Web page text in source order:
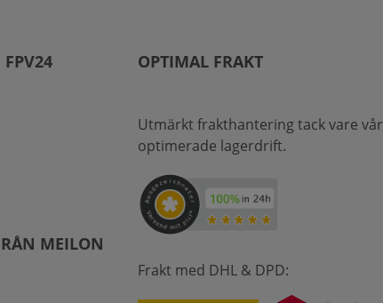
MEILON
OPTIMAL FRAKT
Utmärkt frakthantering tack vare vår
optimerade lagerdrift.
Frakt med DHL & DPD: